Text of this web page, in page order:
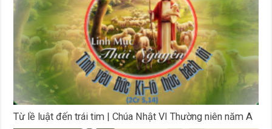
Từ lề luật đến trái tim | Chúa Nhật VI Thường niên năm A